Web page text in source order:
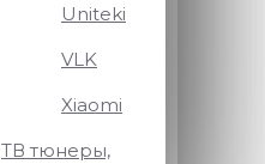
Uniteki
VLK
Xiaomi
ТВ тюнеры,